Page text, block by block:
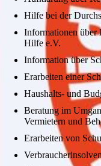
Hilfe bei der
Informationen über
Hilfe e.V.
Information über
Erarbeiten einer
Haushalts- und
Beratung im
Vermietern und
Erarbeiten von